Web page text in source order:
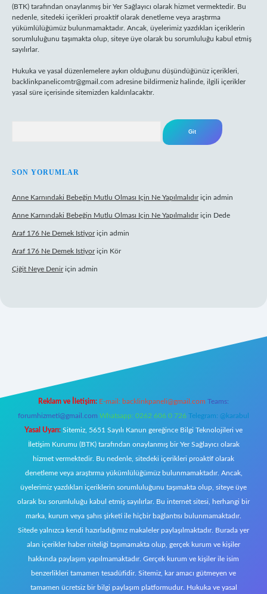
(BTK) tarafından onaylanmış bir Yer Sağlayıcı olarak hizmet vermektedir. Bu
nedenle, sitedeki içerikleri proaktif olarak denetleme veya araştırma
yükümlülüğümüz bulunmamaktadır. Ancak, üyelerimiz yazdıkları içeriklerin
sorumluluğunu taşımakta olup, siteye üye olarak bu sorumluluğu kabul etmiş
sayılırlar.
Hukuka ve yasal düzenlemelere aykırı olduğunu düşündüğünüz içerikleri,
backlinkpanelicomtr@gmail.com adresine bildirmeniz halinde, ilgili içerikler
yasal süre içerisinde sitemizden kaldırılacaktır.
SON YORUMLAR
Anne Karnındaki Bebeğin Mutlu Olması Için Ne Yapılmalıdıriçin admin
Anne Karnındaki Bebeğin Mutlu Olması Için Ne Yapılmalıdıriçin Dede
Araf 176 Ne Demek Istiyoriçin admin
Araf 176 Ne Demek Istiyoriçin Kör
Çiğit Neye Deniriçin admin
Reklam ve İletişim: E-mail: backlinkpaneli@gmail.com Teams:
forumhizmeti@gmail.com Whatsapp: 0262 606 0 726 Telegram: @karabul
Yasal Uyarı: Sitemiz, 5651 Sayılı Kanun gereğince Bilgi Teknolojileri ve
İletişim Kurumu (BTK) tarafından onaylanmış bir Yer Sağlayıcı olarak
hizmet vermektedir. Bu nedenle, sitedeki içerikleri proaktif olarak
denetleme veya araştırma yükümlülüğümüz bulunmamaktadır. Ancak,
üyelerimiz yazdıkları içeriklerin sorumluluğunu taşımakta olup, siteye üye
olarak bu sorumluluğu kabul etmiş sayılırlar. Bu internet sitesi, herhangi bir
marka, kurum veya şahıs şirketi ile hiçbir bağlantısı bulunmamaktadır.
Sitede yalnızca kendi hazırladığımız makaleler paylaşılmaktadır. Burada yer
alan içerikler haber niteliği taşımamakta olup, gerçek kurum ve kişiler
hakkında paylaşım yapılmamaktadır. Gerçek kurum ve kişiler ile isim
benzerlikleri tamamen tesadüfidir. Sitemiz, kar amacı gütmeyen ve
tamamen ücretsiz bir bilgi paylaşım platformudur. Hukuka ve yasal